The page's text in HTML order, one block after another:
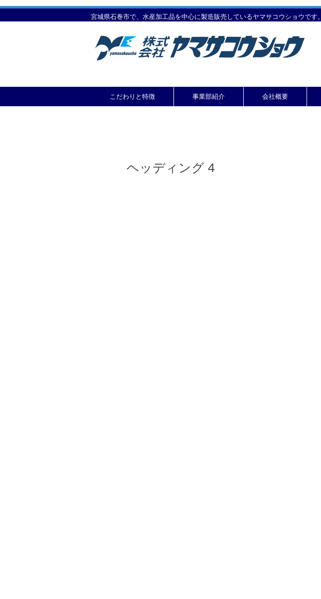
宮城県石巻市で、水産加工品を中心に製造販売しているヤマサコウショウです。
こだわりと特徴 事業部紹介 会社概要
ヘッディング 4